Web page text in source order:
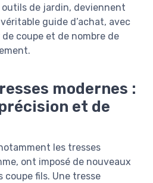
outils de jardin, deviennent
guide d’achat, avec
coupe et de nombre de
modernes :
et de
les tresses
ont imposé de nouveaux
coupe fils. Une tresse